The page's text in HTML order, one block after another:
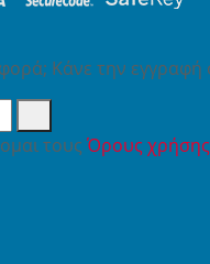
Κάνε την
τουςΌρους χρήσης